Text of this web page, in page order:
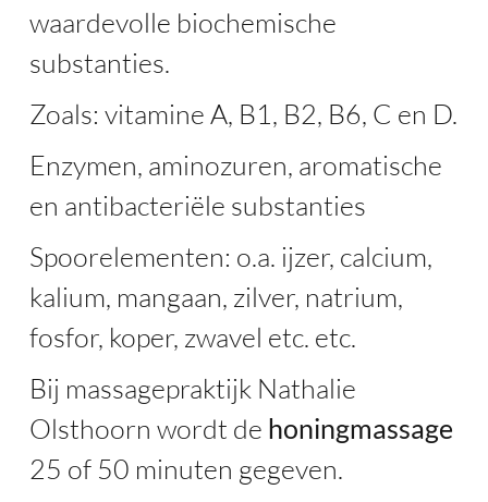
waardevolle biochemische
substanties.
Zoals: vitamine A, B1, B2, B6, C en D.
Enzymen, aminozuren, aromatische
en antibacteriële substanties
Spoorelementen: o.a. ijzer, calcium,
kalium, mangaan, zilver, natrium,
fosfor, koper, zwavel etc. etc.
Bij massagepraktijk Nathalie
Olsthoorn wordt de honingmassage
25 of 50 minuten gegeven.